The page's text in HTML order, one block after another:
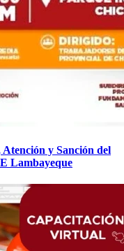
y Sanción del
Lambayeque